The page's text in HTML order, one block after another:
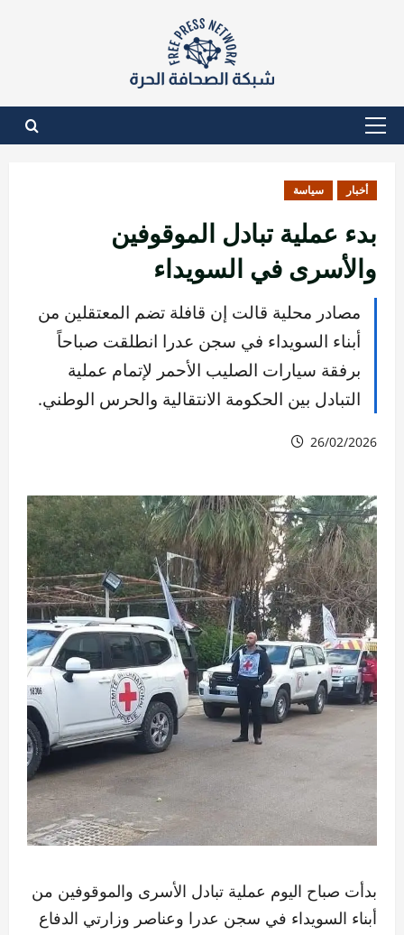
القائمة
أخبار سياسة
بدء عملية تبادل الموقوفين
والأسرى في السويداء
مصادر محلية قالت إن قافلة تضم المعتقلين من
أبناء السويداء في سجن عدرا انطلقت صباحاً
برفقة سيارات الصليب الأحمر لإتمام عملية
التبادل بين الحكومة الانتقالية والحرس الوطني.
26/02/2026
بدأت صباح اليوم عملية تبادل الأسرى والموقوفين من
أبناء السويداء في سجن عدرا وعناصر وزارتي الدفاع